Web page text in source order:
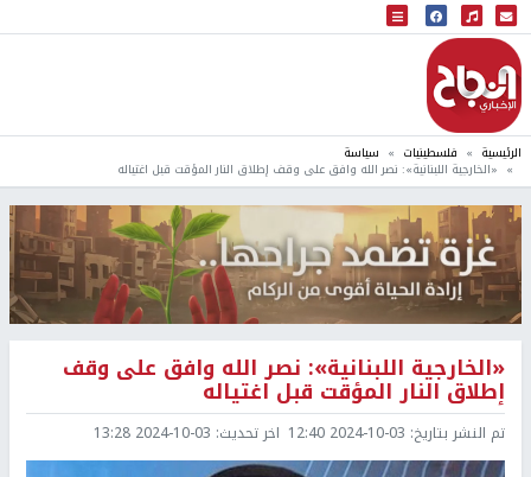
البث المباشر
إذاعة النجاح
الرئيسية فلسطينيات سياسة
«الخارجية اللبنانية»: نصر الله وافق على وقف إطلاق النار المؤقت قبل اغتياله
«الخارجية اللبنانية»: نصر الله وافق على وقف
إطلاق النار المؤقت قبل اغتياله
تم النشر بتاريخ: 2024-10-03 12:40 اخر تحديث: 2024-10-03 13:28